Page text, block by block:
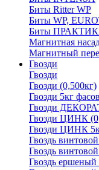
Биты Ritter WP
Биты WP,
Биты
Магнитная
Магнитный
Гвозди
Гвозди
Гвозди (0,500кг)
Гвозди 5кг
Гвозди
Гвозди ЦИНК
Гвозди ЦИНК
Гвоздь
Гвоздь
Гвоздь ершеный